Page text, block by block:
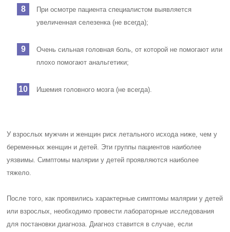
При осмотре пациента специалистом выявляется
увеличенная селезенка (не всегда);
Очень сильная головная боль, от которой не помогают или
плохо помогают анальгетики;
Ишемия головного мозга (не всегда).
У взрослых мужчин и женщин риск летального исхода ниже, чем у
беременных женщин и детей. Эти группы пациентов наиболее
уязвимы. Симптомы малярии у детей проявляются наиболее
тяжело.
После того, как проявились характерные симптомы малярии у детей
или взрослых, необходимо провести лабораторные исследования
для постановки диагноза. Диагноз ставится в случае, если